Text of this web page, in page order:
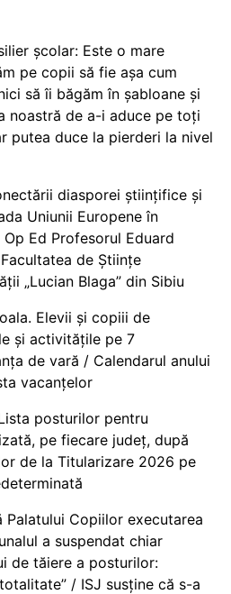
școlar: Este o mare
pe copii să fie așa cum
să îi băgăm în șabloane și
noastră de a-i aduce pe toți
putea duce la pierderi la nivel
diasporei științifice și
Uniunii Europene în
Ed Profesorul Eduard
de Științe
„Lucian Blaga” din Sibiu
Elevii și copiii de
și activitățile pe 7
de vară / Calendarul anului
vacanțelor
posturilor pentru
pe fiecare județ, după
de la Titularizare 2026 pe
Palatului Copiilor executarea
a suspendat chiar
de tăiere a posturilor:
/ ISJ susține că s-a